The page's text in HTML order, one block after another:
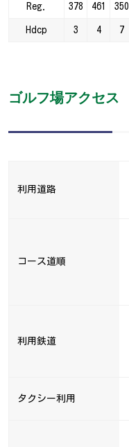
Reg. 378 461 350
Hdcp 3 4 7
ゴルフ場アクセス
利用道路
コース道順
利用鉄道
タクシー利用